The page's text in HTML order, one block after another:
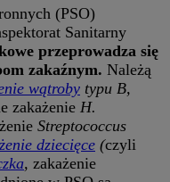
(PSO)
Sanitarny
przeprowadza się
zakaźnym. Należą
wątroby typu B,
zakażenie H.
Streptococcus
dziecięce (czyli
, zakażenie